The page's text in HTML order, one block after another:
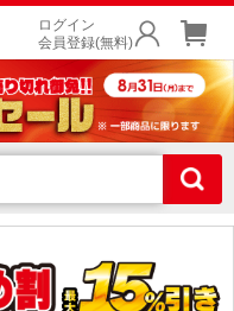
ログイン
会員登録(無料)